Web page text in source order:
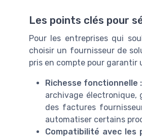
Les points clés pour
Pour les entreprises qui
choisir un fournisseur de
pris en compte pour garantir
Richesse fonctionnelle :
archivage électronique,
des factures
automatiser certains
Compatibilité avec les